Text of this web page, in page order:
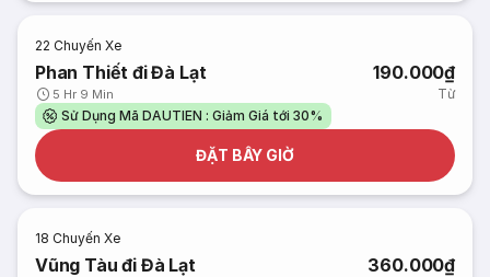
22 Chuyến Xe
Phan Thiết đi Đà Lạt
5 Hr 9 Min
190.000₫
Từ
Sử Dụng Mã DAUTIEN : Giảm Giá tới 30%
ĐẶT BÂY GIỜ
18 Chuyến Xe
Vũng Tàu đi Đà Lạt 360.000₫